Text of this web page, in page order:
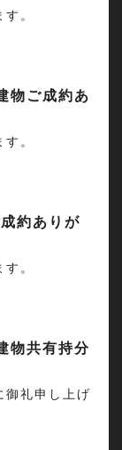
。
物ご成約あ
。
約ありが
。
物共有持分
御礼申し上げ